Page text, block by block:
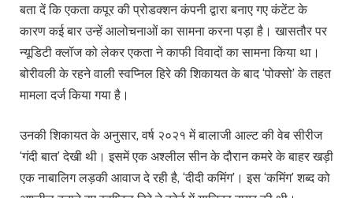
बता दें कि एकता कपूर की प्रोडक्शन कंपनी द्वारा बनाए गए कंटेंट के
कारण कई बार उन्हें आलोचनाओं का सामना करना पड़ा है। खासतौर पर
न्यूडिटी क्लॉज को लेकर एकता ने काफी विवादों का सामना किया था।
बोरीवली के रहने वाली स्वप्निल हिरे की शिकायत के बाद ‘पोक्सो’ के तहत
मामला दर्ज किया गया है।
उनकी शिकायत के अनुसार, वर्ष २०२१ में बालाजी आल्ट की वेब सीरीज
‘गंदी बात’ देखी थी। इसमें एक अश्लील सीन के दौरान कमरे के बाहर खड़ी
एक नाबालिग लड़की आवाज दे रही है, ‘दीदी कमिंग’। इस ‘कमिंग’ शब्द को